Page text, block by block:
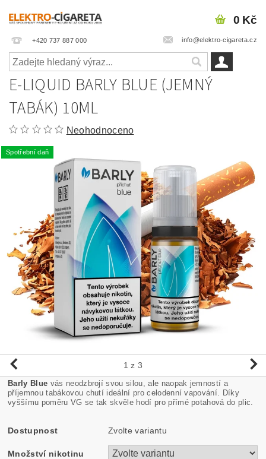
+420 737 887 000 info@elektro-cigareta.cz
0 Kč
E-LIQUID BARLY BLUE (JEMNÝ
TABÁK) 10ML
Neohodnoceno
Spotřební daň
1 z 3
Barly Blue vás neodzbrojí svou silou, ale naopak jemností a
příjemnou tabákovou chutí ideální pro celodenní vapování. Díky
vyššímu poměru VG se tak skvěle hodí pro přímé potahová do plic.
Dostupnost Zvolte variantu
Množství nikotinu